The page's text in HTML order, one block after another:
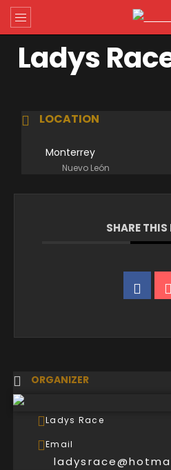
Ladys
LOCATION
Monterrey
Nuevo León
SHARE THIS
ORGANIZER
Ladys Race
Email